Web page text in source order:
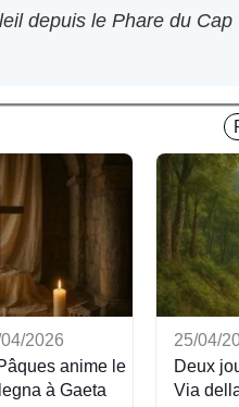
depuis le Phare du Cap
2026
anime le
à Gaeta
25/04/
Deux
Via